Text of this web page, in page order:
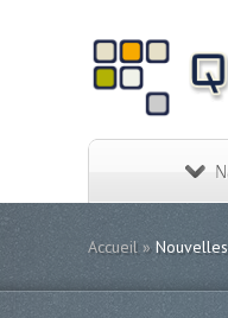
Accueil »Nouvelles